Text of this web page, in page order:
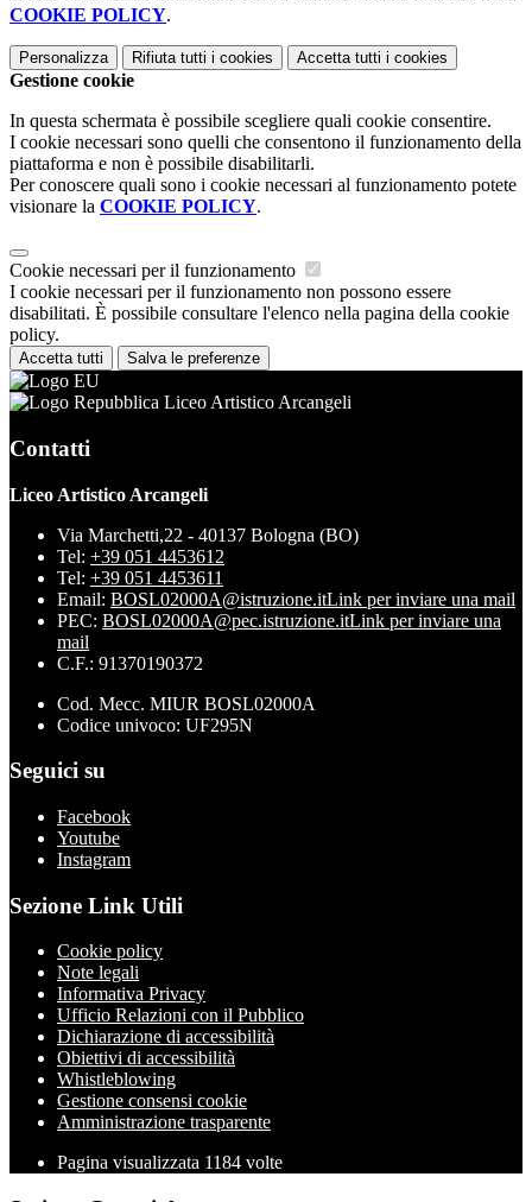
COOKIE POLICY.
Personalizza Rifiuta tutti i cookies Accetta tutti i cookies
Gestione cookie
In questa schermata è possibile scegliere quali cookie consentire.
I cookie necessari sono quelli che consentono il funzionamento della
piattaforma e non è possibile disabilitarli.
Per conoscere quali sono i cookie necessari al funzionamento potete
visionare la COOKIE POLICY.
Cookie necessari per il funzionamento
I cookie necessari per il funzionamento non possono essere
disabilitati. È possibile consultare l'elenco nella pagina della cookie
policy.
Accetta tutti Salva le preferenze
Liceo Artistico Arcangeli
Contatti
Liceo Artistico Arcangeli
Via Marchetti,22 - 40137 Bologna (BO)
Tel: +39 051 4453612
Tel: +39 051 4453611
Email: BOSL02000A@istruzione.itLink per inviare una mail
PEC: BOSL02000A@pec.istruzione.itLink per inviare una
mail
C.F.: 91370190372
Cod. Mecc. MIUR BOSL02000A
Codice univoco: UF295N
Seguici su
Facebook
Youtube
Instagram
Sezione Link Utili
Cookie policy
Note legali
Informativa Privacy
Ufficio Relazioni con il Pubblico
Dichiarazione di accessibilità
Obiettivi di accessibilità
Whistleblowing
Gestione consensi cookie
Amministrazione trasparente
Pagina visualizzata 1184 volte